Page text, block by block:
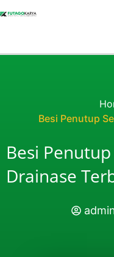
Besi Penutup
Besi
Drainase